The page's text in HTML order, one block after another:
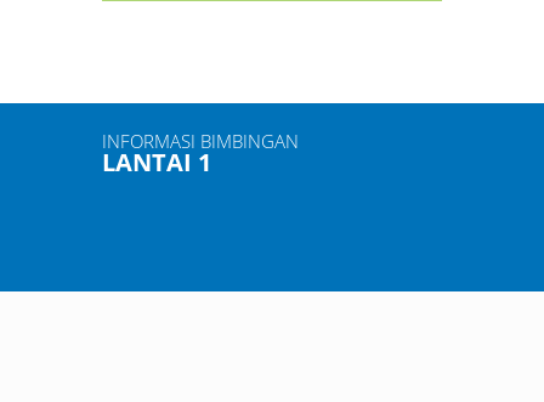
INFORMASI BIMBINGAN
LANTAI 1